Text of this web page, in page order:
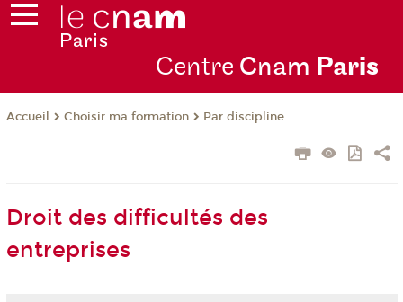
Centre Cnam Paris
Accueil Choisir ma formation Par discipline
Droit des difficultés des
entreprises